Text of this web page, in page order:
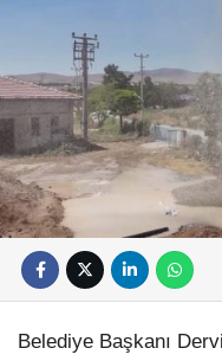
Belediye Başkanı